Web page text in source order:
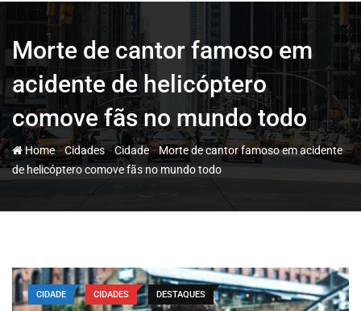
Morte de cantor famoso em
acidente de helicóptero
comove fãs no mundo todo
Home-Cidades-Cidade-Morte de cantor famoso em acidente
de helicóptero comove fãs no mundo todo
CIDADE CIDADES DESTAQUES